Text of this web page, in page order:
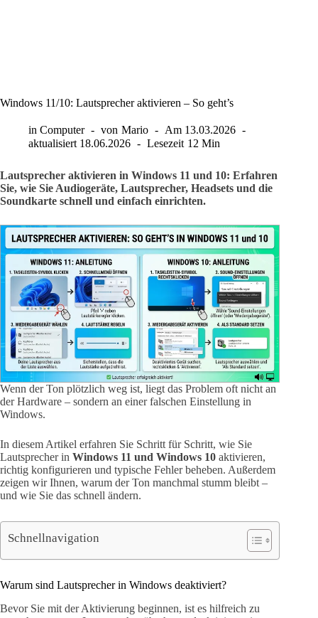
Windows 11/10: Lautsprecher aktivieren – So geht’s
in Computer von Mario Am 13.03.2026
aktualisiert 18.06.2026 Lesezeit 12 Min
Lautsprecher aktivieren in Windows 11 und 10: Erfahren
Sie, wie Sie Audiogeräte, Lautsprecher, Headsets und die
Soundkarte schnell und einfach einrichten.
Wenn der Ton plötzlich weg ist, liegt das Problem oft nicht an
der Hardware – sondern an einer falschen Einstellung in
Windows.
In diesem Artikel erfahren Sie Schritt für Schritt, wie Sie
Lautsprecher in Windows 11 und Windows 10 aktivieren,
richtig konfigurieren und typische Fehler beheben. Außerdem
zeigen wir Ihnen, warum der Ton manchmal stumm bleibt –
und wie Sie das schnell ändern.
Schnellnavigation
Warum sind Lautsprecher in Windows deaktiviert?
Bevor Sie mit der Aktivierung beginnen, ist es hilfreich zu